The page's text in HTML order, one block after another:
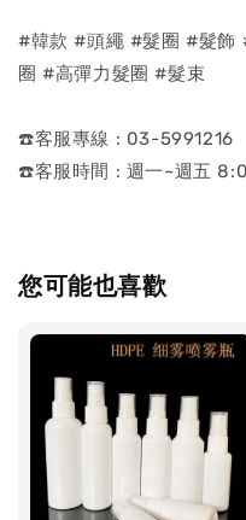
#韓款 #頭繩 #髮圈 #髮飾
圈 #高彈力髮圈 #髮束
☎️客服專線 : 03-5991216
☎️客服時間 : 週一~週五
您可能也喜歡